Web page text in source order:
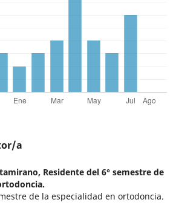
a
Residente del 6° semestre de
de la especialidad en ortodoncia.